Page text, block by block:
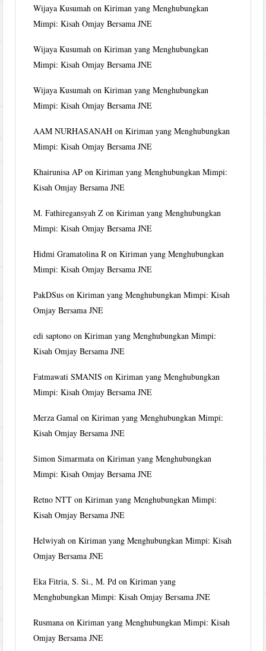
Wijaya Kusumah onKiriman yang Menghubungkan
Mimpi: Kisah Omjay Bersama JNE
Wijaya Kusumah onKiriman yang Menghubungkan
Mimpi: Kisah Omjay Bersama JNE
Wijaya Kusumah onKiriman yang Menghubungkan
Mimpi: Kisah Omjay Bersama JNE
AAM NURHASANAH onKiriman yang Menghubungkan
Mimpi: Kisah Omjay Bersama JNE
Khairunisa AP onKiriman yang Menghubungkan Mimpi:
Kisah Omjay Bersama JNE
M. Fathiregansyah Z onKiriman yang Menghubungkan
Mimpi: Kisah Omjay Bersama JNE
Hidmi Gramatolina R onKiriman yang Menghubungkan
Mimpi: Kisah Omjay Bersama JNE
PakDSus onKiriman yang Menghubungkan Mimpi: Kisah
Omjay Bersama JNE
edi saptono onKiriman yang Menghubungkan Mimpi:
Kisah Omjay Bersama JNE
Fatmawati SMANIS onKiriman yang Menghubungkan
Mimpi: Kisah Omjay Bersama JNE
Merza Gamal onKiriman yang Menghubungkan Mimpi:
Kisah Omjay Bersama JNE
Simon Simarmata onKiriman yang Menghubungkan
Mimpi: Kisah Omjay Bersama JNE
Retno NTT onKiriman yang Menghubungkan Mimpi:
Kisah Omjay Bersama JNE
Helwiyah onKiriman yang Menghubungkan Mimpi: Kisah
Omjay Bersama JNE
Eka Fitria, S. Si., M. Pd onKiriman yang
Menghubungkan Mimpi: Kisah Omjay Bersama JNE
Rusmana onKiriman yang Menghubungkan Mimpi: Kisah
Omjay Bersama JNE